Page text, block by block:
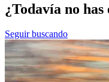
¿Todavía no
Seguir buscando